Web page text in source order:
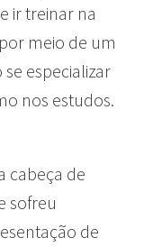
ir treinar na
meio de um
especializar
nos estudos.
cabeça de
sofreu
de